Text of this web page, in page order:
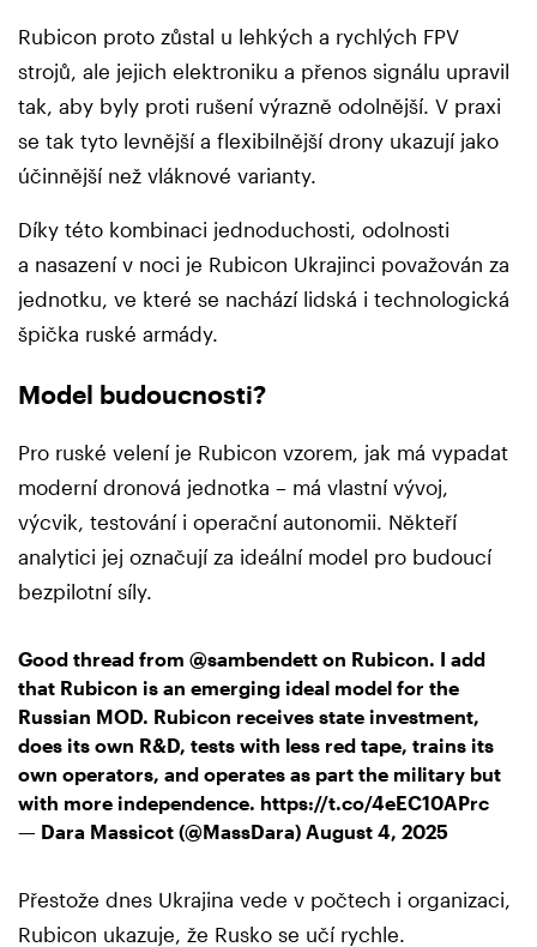
Rubicon proto zůstal u lehkých a rychlých FPV
strojů, ale jejich elektroniku a přenos signálu upravil
tak, aby byly proti rušení výrazně odolnější. V praxi
se tak tyto levnější a flexibilnější drony ukazují jako
účinnější než vláknové varianty.
Díky této kombinaci jednoduchosti, odolnosti
a nasazení v noci je Rubicon Ukrajinci považován za
jednotku, ve které se nachází lidská i technologická
špička ruské armády.
Model budoucnosti?
Pro ruské velení je Rubicon vzorem, jak má vypadat
moderní dronová jednotka – má vlastní vývoj,
výcvik, testování i operační autonomii. Někteří
analytici jej označují za ideální model pro budoucí
bezpilotní síly.
Good thread from @sambendett on Rubicon. I add
that Rubicon is an emerging ideal model for the
Russian MOD. Rubicon receives state investment,
does its own R&D, tests with less red tape, trains its
own operators, and operates as part the military but
with more independence. https://t.co/4eEC10APrc
— Dara Massicot (@MassDara) August 4, 2025
Přestože dnes Ukrajina vede v počtech i organizaci,
Rubicon ukazuje, že Rusko se učí rychle.